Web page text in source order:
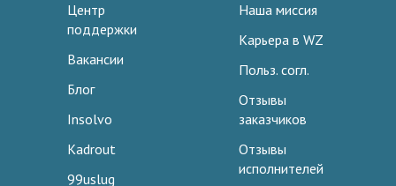
Центр
поддержки
Вакансии
Блог
Insolvo
Kadrout
99uslug
Наша миссия
Карьера в WZ
Польз. согл.
Отзывы
заказчиков
Отзывы
исполнителей